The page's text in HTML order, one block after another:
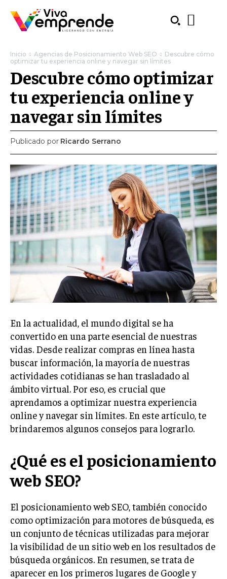
SUBSCRIBE
Welcome to Liberty Case
We have a curated list of the most noteworthy news from all
across the globe. With any subscription plan, you get access
toexclusive articles that let you stay ahead of the curve.
Your Profile
LIFESTYLE
MARKETING
AGENCIAS DE MARKETING
AGENCIAS DE POSICIONAMIENTO WEB SEO
VENTA DE ENLACES
MARKETING DIGITAL
Inicio Agencias de Posicionamiento Web SEO
Descubre cómo
optimizar tu experiencia online y navegar sin límites
Descubre cómo optimizar
tu experiencia online y
navegar sin límites
Publicado por Ricardo Serrano
En la actualidad, el mundo digital se ha
convertido en una parte esencial de nuestras
vidas. Desde realizar compras en línea hasta
buscar información, la mayoría de nuestras
actividades cotidianas se han trasladado al
ámbito virtual. Por eso, es crucial que
aprendamos a optimizar nuestra experiencia
online y navegar sin límites. En este artículo, te
brindaremos algunos consejos para lograrlo.
¿Qué es el posicionamiento
web SEO?
El posicionamiento web SEO, también conocido
como optimización para motores de búsqueda, es
un conjunto de técnicas utilizadas para mejorar
la visibilidad de un sitio web en los resultados de
búsqueda orgánicos. En resumen, se trata de
aparecer en los primeros lugares de Google y